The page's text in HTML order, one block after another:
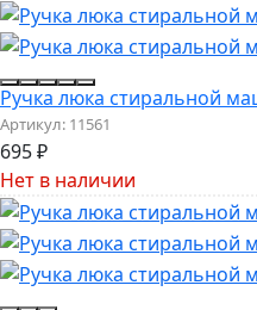
Ручка люка стиральной
Артикул: 11561
695₽
Нет в наличии